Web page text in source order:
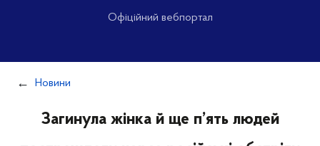
Офіційний вебпортал
Новини
Загинула жінка й ще п’ять людей